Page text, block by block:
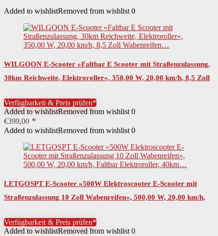
Added to wishlistRemoved from wishlist 0
WILGOON E-Scooter »Faltbar E Scooter mit Straßenzulassung,
30km Reichweite, Elektroroller«, 350,00 W, 20,00 km/h, 8,5 Zoll
Verfügbarkeit & Preis prüfen*
Added to wishlistRemoved from wishlist 0
€399,00
Added to wishlistRemoved from wishlist 0
LETGOSPT E-Scooter »500W Elektroscooter E-Scooter mit
Straßenzulassung 10 Zoll Wabenreifen«, 500,00 W, 20,00 km/h,
Verfügbarkeit & Preis prüfen*
Added to wishlistRemoved from wishlist 0